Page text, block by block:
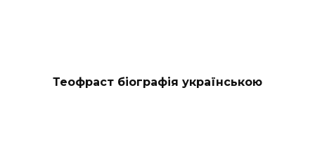
Теофраст біографія українською